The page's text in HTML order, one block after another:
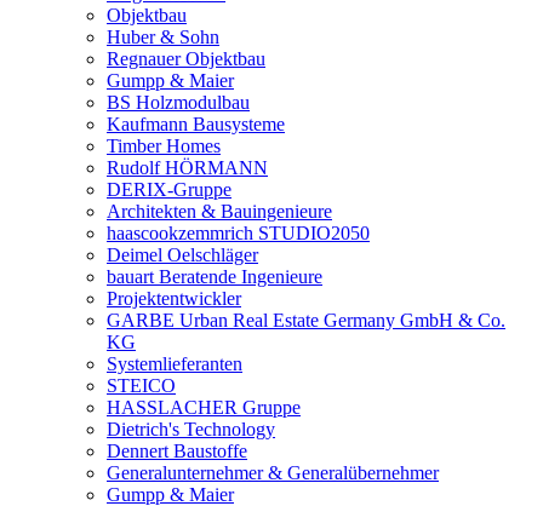
Objektbau
Huber & Sohn
Regnauer Objektbau
Gumpp & Maier
BS Holzmodulbau
Kaufmann Bausysteme
Timber Homes
Rudolf HÖRMANN
DERIX-Gruppe
Architekten & Bauingenieure
haascookzemmrich STUDIO2050
Deimel Oelschläger
bauart Beratende Ingenieure
Projektentwickler
GARBE Urban Real Estate Germany GmbH & Co.
KG
Systemlieferanten
STEICO
HASSLACHER Gruppe
Dietrich's Technology
Dennert Baustoffe
Generalunternehmer & Generalübernehmer
Gumpp & Maier